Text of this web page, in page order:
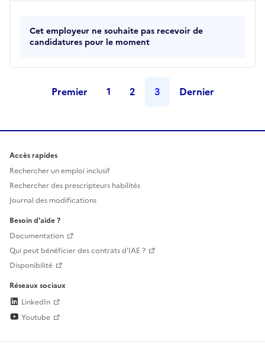
Cet employeur ne souhaite pas recevoir de
candidatures pour le moment
Premier 1 2 3 Dernier
Accès rapides
Rechercher un emploi inclusif
Rechercher des prescripteurs habilités
Journal des modifications
Besoin d'aide ?
Documentation
Qui peut bénéficier des contrats d'IAE ?
Disponibilité
Réseaux sociaux
LinkedIn
Youtube